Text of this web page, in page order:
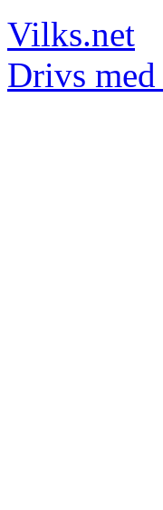
Vilks.net
Drivs med